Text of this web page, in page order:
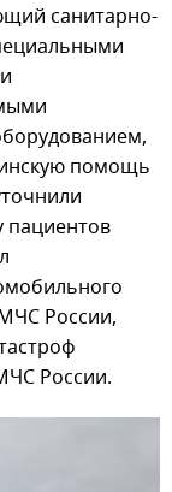
санитарно-
помощь
пациентов
России,
России.